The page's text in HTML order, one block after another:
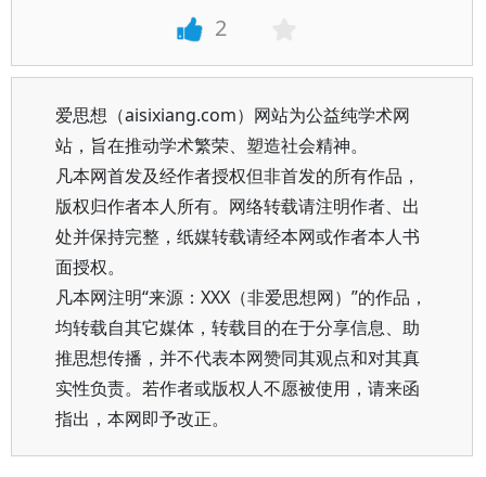
2
爱思想（aisixiang.com）网站为公益纯学术网
站，旨在推动学术繁荣、塑造社会精神。
凡本网首发及经作者授权但非首发的所有作品，
版权归作者本人所有。网络转载请注明作者、出
处并保持完整，纸媒转载请经本网或作者本人书
面授权。
凡本网注明“来源：XXX（非爱思想网）”的作品，
均转载自其它媒体，转载目的在于分享信息、助
推思想传播，并不代表本网赞同其观点和对其真
实性负责。若作者或版权人不愿被使用，请来函
指出，本网即予改正。